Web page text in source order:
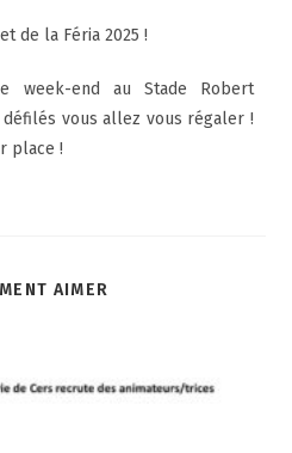
de la Féria 2025 !
week-end au Stade Robert
défilés vous allez vous régaler !
place !
AIMER